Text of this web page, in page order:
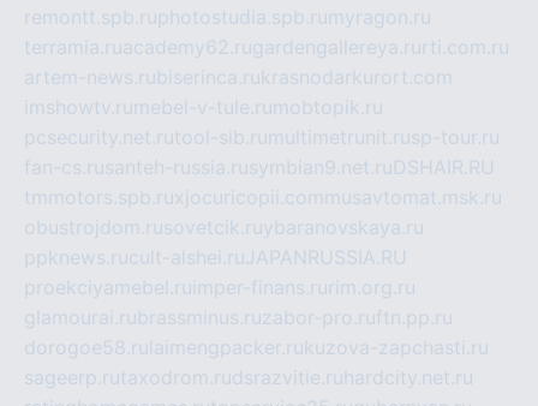
remontt.spb.ruphotostudia.spb.ru myragon.ru
terramia.ruacademy62.rugardengallereya.ru rti.com.ru
artem-news.rubiserinca.rukrasnodarkurort.com
imshowtv.ru mebel-v-tule.ru mobtopik.ru
pcsecurity.net.rutool-sib.ru multimetrunit.rusp-tour.ru
fan-cs.rusanteh-russia.rusymbian9.net.ruDSHAIR.RU
tmmotors.spb.ruxjocuricopii.com musavtomat.msk.ru
obustrojdom.rusovetcik.ruybaranovskaya.ru
ppknews.rucult-alshei.ruJAPANRUSSIA.RU
proekciyamebel.ru imper-finans.ru rim.org.ru
glamourai.rubrassminus.ruzabor-pro.ruftn.pp.ru
dorogoe58.ru laimengpacker.rukuzova-zapchasti.ru
sageerp.rutaxodrom.rudsrazvitie.ru hardcity.net.ru